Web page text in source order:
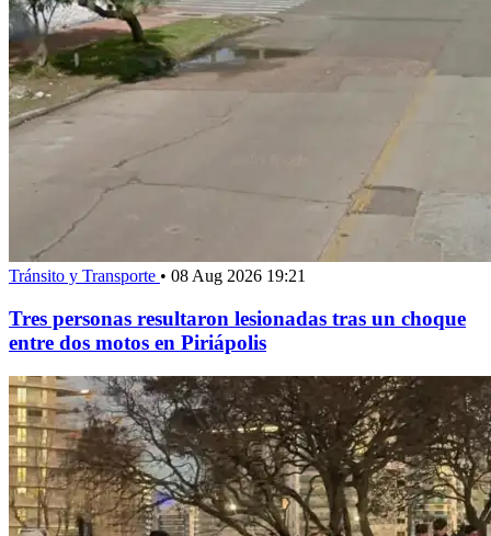
Tránsito y Transporte • 08 Aug 2026 19:21
Tres personas resultaron lesionadas tras un choque
entre dos motos en Piriápolis